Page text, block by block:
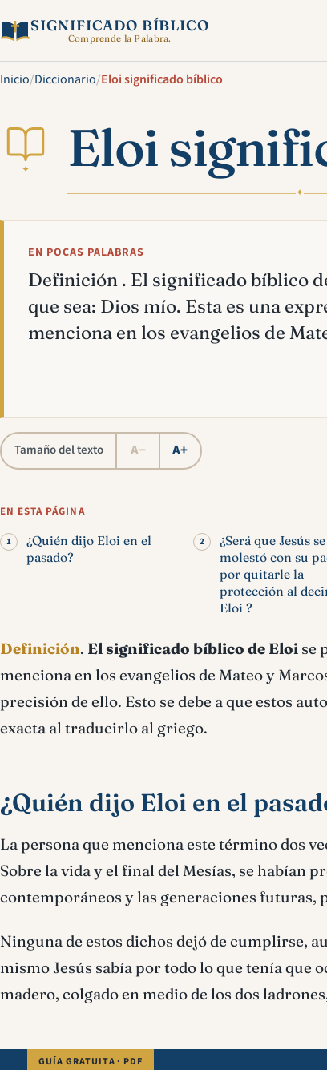
SIGNIFICADO BÍBLICO
Comprende la Palabra.
Inicio/Diccionario/Eloi significado bíblico
✦ Eloi
✦
EN POCAS PALABRAS
Definición . El significado bíblico
que sea: Dios mío. Esta es una
menciona en los evangelios de
Tamaño del texto A− A+
EN ESTA PÁGINA
¿Quién dijo Eloi en el
pasado?
¿Será que Jesús se
molestó con su
por quitarle la
protección al
Eloi ?
Definición. El significado bíblico de Eloi se
menciona en los evangelios de Mateo y
precisión de ello. Esto se debe a que estos
exacta al traducirlo al griego.
¿Quién dijo Eloi en el
La persona que menciona este término dos
Sobre la vida y el final del Mesías, se habían
contemporáneos y las generaciones
Ninguna de estos dichos dejó de cumplirse,
mismo Jesús sabía por todo lo que tenía que
madero, colgado en medio de los dos
GUÍA GRATUITA · PDF